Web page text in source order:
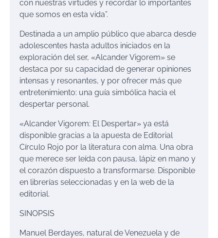
con nuestras virtudes y recordar lo importantes
que somos en esta vida”​.
Destinada a un amplio público que abarca desde
adolescentes hasta adultos iniciados en la
exploración del ser, «Alcander Vigorem» se
destaca por su capacidad de generar opiniones
intensas y resonantes, y por ofrecer más que
entretenimiento: una guía simbólica hacia el
despertar personal​.
«Alcander Vigorem: El Despertar» ya está
disponible gracias a la apuesta de Editorial
Círculo Rojo por la literatura con alma. Una obra
que merece ser leída con pausa, lápiz en mano y
el corazón dispuesto a transformarse. Disponible
en librerías seleccionadas y en la web de la
editorial.
SINOPSIS
Manuel Berdayes, natural de Venezuela y de